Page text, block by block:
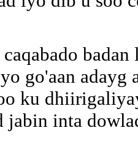
go'aan adayg
ku
jabin inta